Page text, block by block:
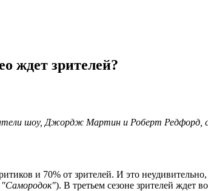
ждет зрителей?
шоу, Джордж Мартин и Роберт Редфорд,
и 70% от зрителей. И это
"Самородок"). В третьем сезоне зрителей ждет